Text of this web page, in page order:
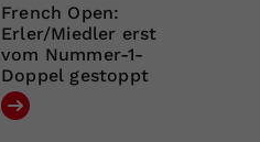
French Open:
Erler/Miedler erst
vom Nummer-1-
Doppel gestoppt